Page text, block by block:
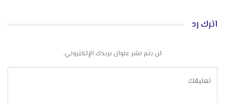
اترك رد
لن يتم نشر عنوان بريدك الإلكتروني.